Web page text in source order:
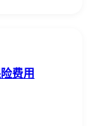
费用